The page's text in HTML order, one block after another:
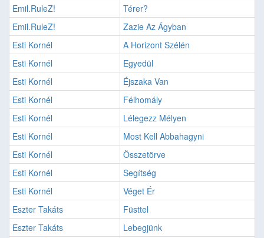
Emil.RuleZ!
Térer?
Emil.RuleZ!
Zazie Az Ágyban
Esti Kornél
A Horizont Szélén
Esti Kornél
Egyedül
Esti Kornél
Éjszaka Van
Esti Kornél
Félhomály
Esti Kornél
Lélegezz Mélyen
Esti Kornél
Most Kell Abbahagyni
Esti Kornél
Összetörve
Esti Kornél
Segítség
Esti Kornél
Véget Ér
Eszter Takáts
Füsttel
Eszter Takáts
Lebegjünk